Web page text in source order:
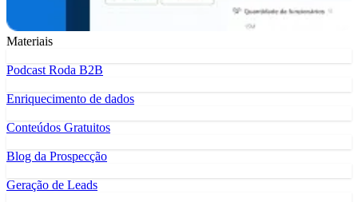
Materiais
Podcast Roda B2B
Enriquecimento de dados
Conteúdos Gratuitos
Blog da Prospecção
Geração de Leads